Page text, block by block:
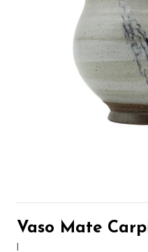
Vaso Mate
|